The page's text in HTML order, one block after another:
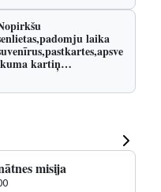
laika
kartiņ…
misija